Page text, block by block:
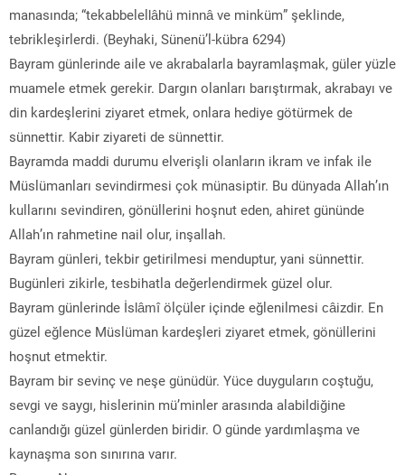
manasında; “tekabbelellâhü minnâ ve minküm” şeklinde,
tebrikleşirlerdi. (Beyhaki, Sünenü’l-kübra 6294)
Bayram günlerinde aile ve akrabalarla bayramlaşmak, güler yüzle
muamele etmek gerekir. Dargın olanları barıştırmak, akrabayı ve
din kardeşlerini ziyaret etmek, onlara hediye götürmek de
sünnettir. Kabir ziyareti de sünnettir.
Bayramda maddi durumu elverişli olanların ikram ve infak ile
Müslümanları sevindirmesi çok münasiptir. Bu dünyada Allah’ın
kullarını sevindiren, gönüllerini hoşnut eden, ahiret gününde
Allah’ın rahmetine nail olur, inşallah.
Bayram günleri, tekbir getirilmesi menduptur, yani sünnettir.
Bugünleri zikirle, tesbihatla değerlendirmek güzel olur.
Bayram günlerinde İslâmî ölçüler içinde eğlenilmesi câizdir. En
güzel eğlence Müslüman kardeşleri ziyaret etmek, gönüllerini
hoşnut etmektir.
Bayram bir sevinç ve neşe günüdür. Yüce duyguların coştuğu,
sevgi ve saygı, hislerinin mü’minler arasında alabildiğine
canlandığı güzel günlerden biridir. O günde yardımlaşma ve
kaynaşma son sınırına varır.